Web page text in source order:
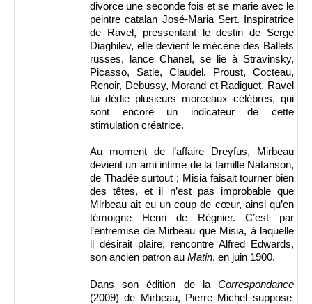
divorce une seconde fois et se marie avec le
peintre catalan José-Maria Sert. Inspiratrice
de Ravel, pressentant le destin de Serge
Diaghilev, elle devient le mécène des Ballets
russes, lance Chanel, se lie à Stravinsky,
Picasso, Satie, Claudel, Proust, Cocteau,
Renoir, Debussy, Morand et Radiguet. Ravel
lui dédie plusieurs morceaux célèbres, qui
sont encore un indicateur de cette
stimulation créatrice.
Au moment de l’affaire Dreyfus, Mirbeau
devient un ami intime de la famille Natanson,
de Thadée surtout ; Misia faisait tourner bien
des têtes, et il n’est pas improbable que
Mirbeau ait eu un coup de cœur, ainsi qu’en
témoigne Henri de Régnier. C’est par
l’entremise de Mirbeau que Misia, à laquelle
il désirait plaire, rencontre Alfred Edwards,
son ancien patron au Matin, en juin 1900.
Dans son édition de la Correspondance
(2009) de Mirbeau, Pierre Michel suppose